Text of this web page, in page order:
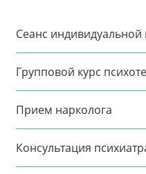
Сеанс индивидуальной
Групповой курс
Прием нарколога
Консультация